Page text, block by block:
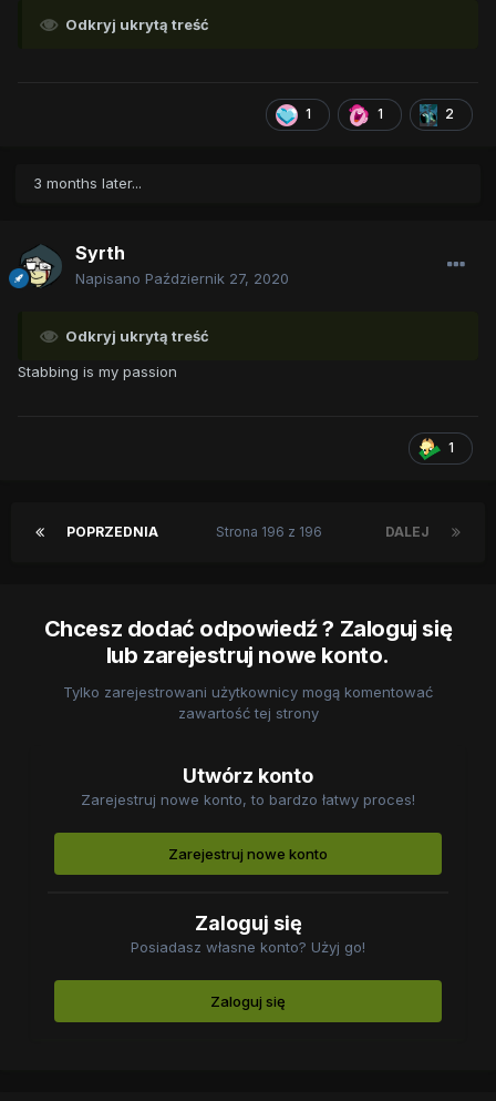
Odkryj ukrytą treść
1 1 2
3 months later...
Syrth
Napisano Październik 27, 2020
Odkryj ukrytą treść
Stabbing is my passion
1
POPRZEDNIA DALEJ
Strona 196 z 196
Chcesz dodać odpowiedź ? Zaloguj się
lub zarejestruj nowe konto.
Tylko zarejestrowani użytkownicy mogą komentować
zawartość tej strony
Utwórz konto
Zarejestruj nowe konto, to bardzo łatwy proces!
Zarejestruj nowe konto
Zaloguj się
Posiadasz własne konto? Użyj go!
Zaloguj się